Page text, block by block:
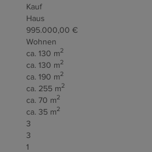
Kauf
Haus
995.000,00 €
Wohnen
ca. 130 m2
ca. 130 m2
ca. 190 m2
ca. 255 m2
ca. 70 m2
ca. 35 m2
3
3
1